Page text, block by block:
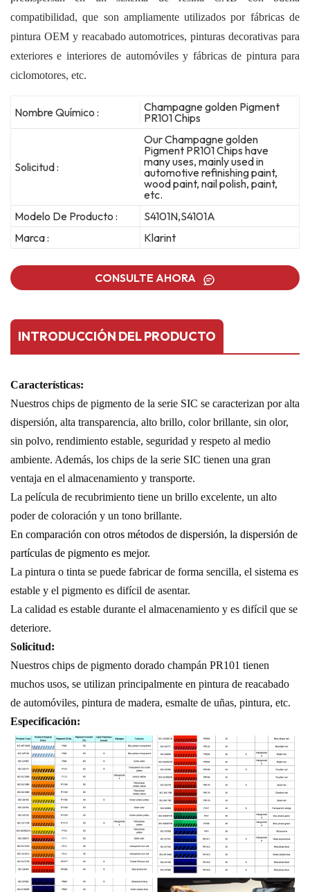
compatibilidad, que son ampliamente utilizados por fábricas de
pintura OEM y reacabado automotrices, pinturas decorativas para
exteriores e interiores de automóviles y fábricas de pintura para
ciclomotores, etc.
Nombre Químico :
Champagne golden Pigment
PR101 Chips
Solicitud :
Our Champagne golden
Pigment PR101 Chips have
many uses, mainly used in
automotive refinishing paint,
wood paint, nail polish, paint,
etc.
Modelo De Producto :
S4101N,S4101A
Marca :
Klarint
CONSULTE AHORA
INTRODUCCIÓN DEL PRODUCTO
Características:
Nuestros chips de pigmento de la serie SIC se caracterizan por alta
dispersión, alta transparencia, alto brillo, color brillante, sin olor,
sin polvo, rendimiento estable, seguridad y respeto al medio
ambiente. Además, los chips de la serie SIC tienen una gran
ventaja en el almacenamiento y transporte.
La película de recubrimiento tiene un brillo excelente, un alto
poder de coloración y un tono brillante.
En comparación con otros métodos de dispersión, la dispersión de
partículas de pigmento es mejor.
La pintura o tinta se puede fabricar de forma sencilla, el sistema es
estable y el pigmento es difícil de asentar.
La calidad es estable durante el almacenamiento y es difícil que se
deteriore.
Solicitud:
Nuestros chips de pigmento dorado champán PR101 tienen
muchos usos, se utilizan principalmente en pintura de reacabado
de automóviles, pintura de madera, esmalte de uñas, pintura, etc.
Especificación: